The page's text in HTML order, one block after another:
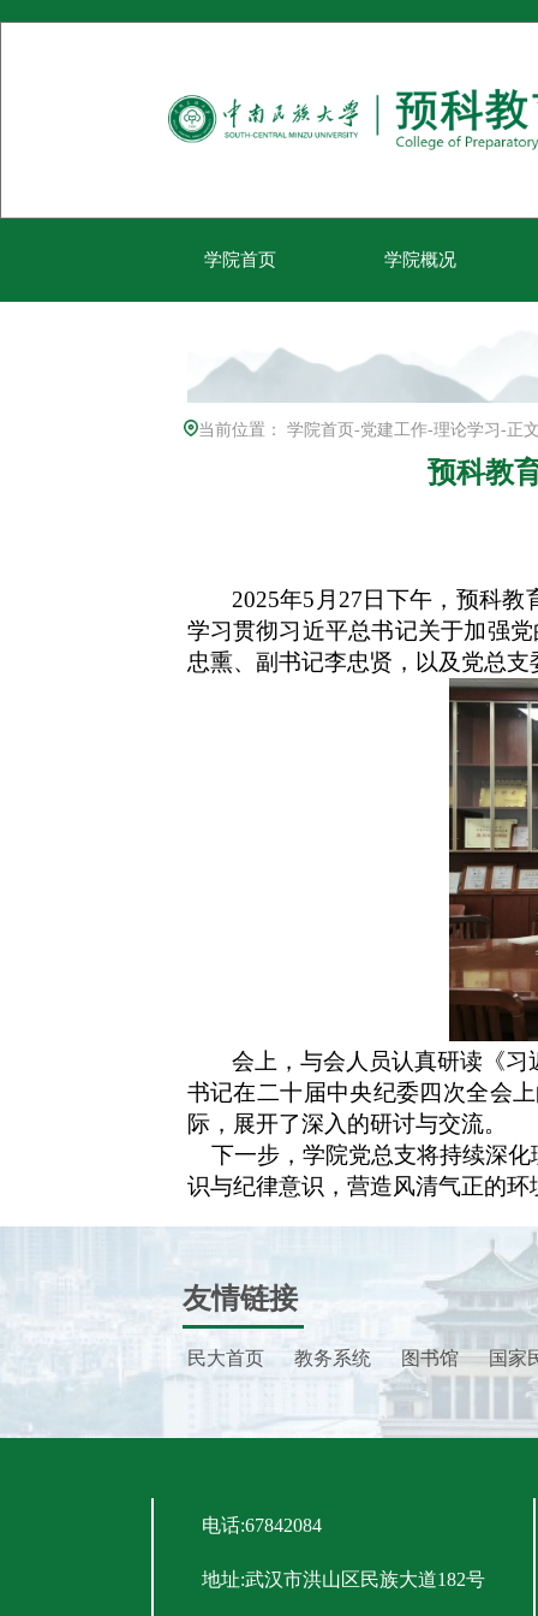
学院首页 学院概况
当前位置： 学院首页-党建工作-理论学习-正
预科教
2025年5 月 27日下午，预科教
学习贯彻习近平总书记关于加强
忠熏、副书记李忠贤，以及党总
会上，与会人员认真研读《
书记在二十届中央纪委四次全会
际，展开了深入的研讨与交流。
下一步，学院党总支将持续深
识与纪律意识，营造风清气正的
友情链接
民大首页 教务系统 图书馆 国家
电话:67842084
地址:武汉市洪山区民族大道182号